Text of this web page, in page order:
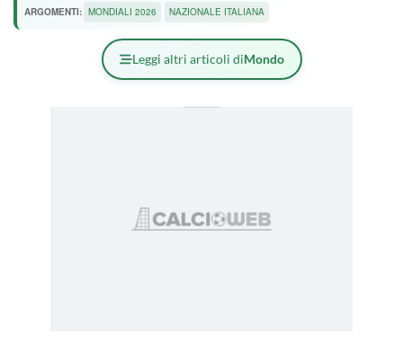
ARGOMENTI: MONDIALI 2026 NAZIONALE ITALIANA
Leggi altri articoli diMondo